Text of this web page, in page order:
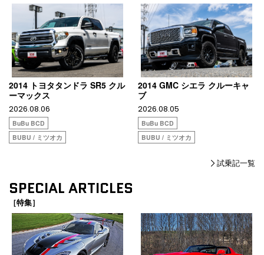
2014 トヨタタンドラ SR5 クル
ーマックス
2026.08.06
BuBu BCD
BUBU / ミツオカ
2014 GMC シエラ クルーキャ
ブ
2026.08.05
BuBu BCD
BUBU / ミツオカ
試乗記一覧
SPECIAL ARTICLES
［特集］